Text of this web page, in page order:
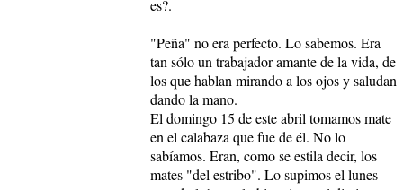
es?.
"Peña" no era perfecto. Lo sabemos. Era
tan sólo un trabajador amante de la vida, de
los que hablan mirando a los ojos y saludan
dando la mano.
El domingo 15 de este abril tomamos mate
en el calabaza que fue de él. No lo
sabíamos. Eran, como se estila decir, los
mates "del estribo". Lo supimos el lunes